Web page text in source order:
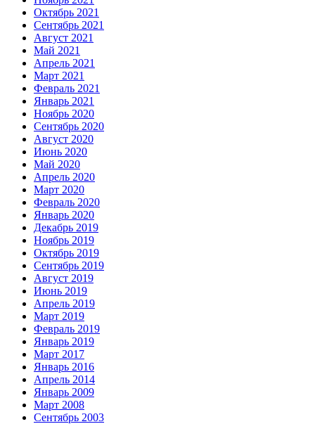
Октябрь 2021
Сентябрь 2021
Август 2021
Май 2021
Апрель 2021
Март 2021
Февраль 2021
Январь 2021
Ноябрь 2020
Сентябрь 2020
Август 2020
Июнь 2020
Май 2020
Апрель 2020
Март 2020
Февраль 2020
Январь 2020
Декабрь 2019
Ноябрь 2019
Октябрь 2019
Сентябрь 2019
Август 2019
Июнь 2019
Апрель 2019
Март 2019
Февраль 2019
Январь 2019
Март 2017
Январь 2016
Апрель 2014
Январь 2009
Март 2008
Сентябрь 2003